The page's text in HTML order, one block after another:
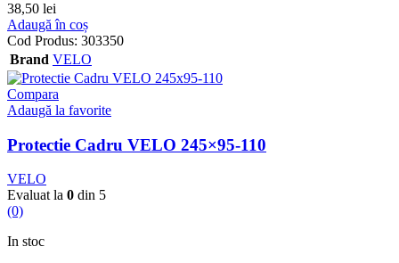
38,50 lei
Adaugă în coș
Cod Produs: 303350
Brand VELO
Compara
Adaugă la favorite
Protectie Cadru VELO 245×95-110
VELO
Evaluat la 0 din 5
(0)
In stoc